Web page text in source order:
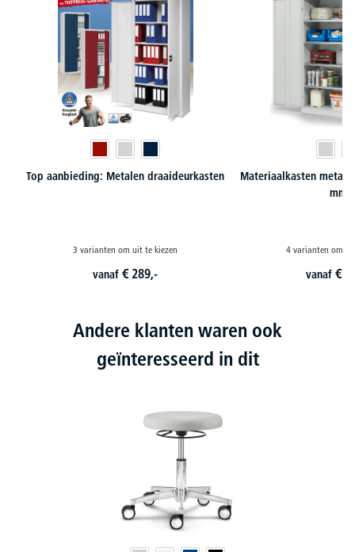
Top aanbieding: Metalen draaideurkasten
3 varianten om uit te kiezen
vanaf€ 289,-
Materiaalkasten
mm
4 varianten om
vanaf€
Andere klanten waren ook
geïnteresseerd in dit